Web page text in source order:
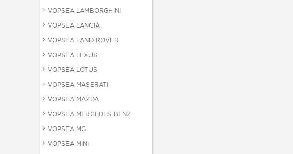
VOPSEA LAMBORGHINI
VOPSEA LANCIA
VOPSEA LAND ROVER
VOPSEA LEXUS
VOPSEA LOTUS
VOPSEA MASERATI
VOPSEA MAZDA
VOPSEA MERCEDES BENZ
VOPSEA MG
VOPSEA MINI